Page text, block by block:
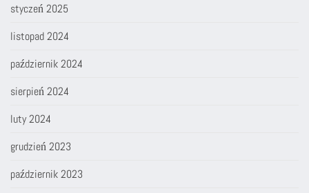
styczeń 2025
listopad 2024
październik 2024
sierpień 2024
luty 2024
grudzień 2023
październik 2023